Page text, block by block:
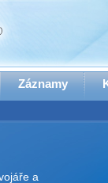
Záznamy
a